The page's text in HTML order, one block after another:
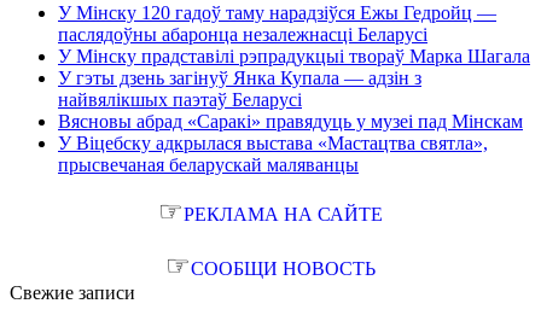
У Мінску 120 гадоў таму нарадзіўся Ежы Гедройц —
паслядоўны абаронца незалежнасці Беларусі
У Мінску прадставілі рэпрадукцыі твораў Марка Шагала
У гэты дзень загінуў Янка Купала — адзін з
найвялікшых паэтаў Беларусі
Вясновы абрад «Саракі» правядуць у музеі пад Мінскам
У Віцебску адкрылася выстава «Мастацтва святла»,
прысвечаная беларускай маляванцы
☞РЕКЛАМА НА САЙТЕ
☞СООБЩИ НОВОСТЬ
Свежие записи